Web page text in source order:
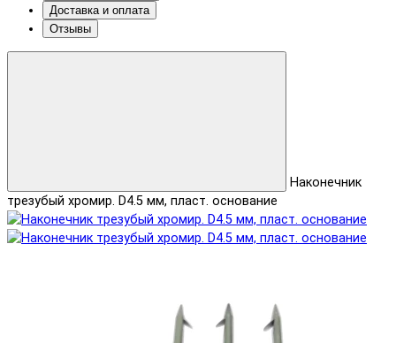
Доставка и оплата
Отзывы
Наконечник
трезубый хромир. D4.5 мм, пласт. основание